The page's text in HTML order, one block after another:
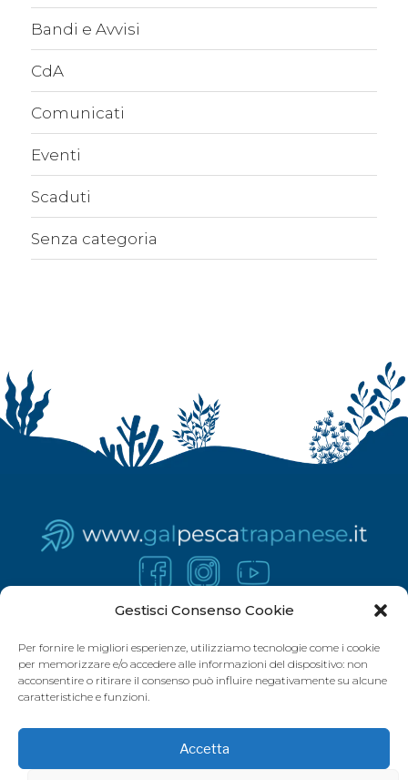
Gestisci Consenso Cookie
Per fornire le migliori esperienze, utilizziamo tecnologie come i cookie
per memorizzare e/o accedere alle informazioni del dispositivo: non
acconsentire o ritirare il consenso può influire negativamente su alcune
caratteristiche e funzioni.
Accetta
Bandi e Avvisi
CdA
Comunicati
Eventi
Scaduti
Senza categoria